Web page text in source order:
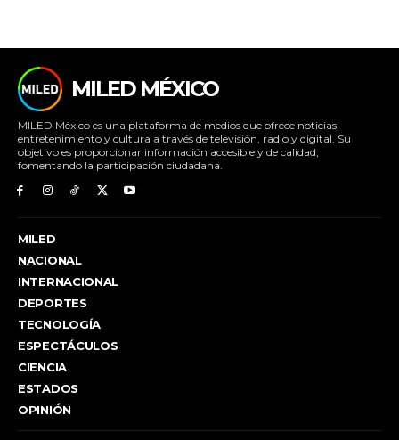
MILED MÉXICO
MILED México es una plataforma de medios que ofrece noticias,
entretenimiento y cultura a través de televisión, radio y digital. Su
objetivo es proporcionar información accesible y de calidad,
fomentando la participación ciudadana.
MILED
NACIONAL
INTERNACIONAL
DEPORTES
TECNOLOGÍA
ESPECTÁCULOS
CIENCIA
ESTADOS
OPINIÓN